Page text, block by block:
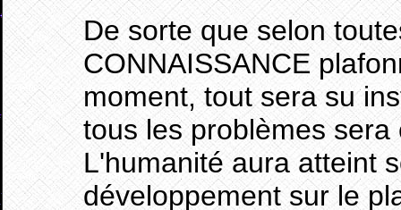
De sorte que selon
CONNAISSANCE
moment, tout sera su
tous les problèmes
L'humanité aura atteint
développement sur le